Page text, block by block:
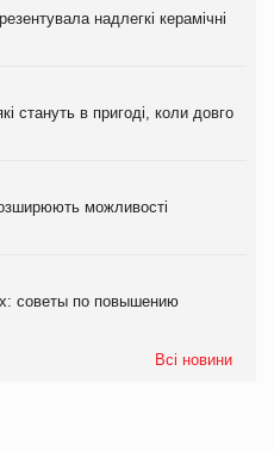
надлегкі керамічні
стануть в пригоді, коли довго
можливості
советы по повышению
Всі новини